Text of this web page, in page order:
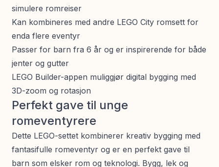
simulere romreiser
Kan kombineres med andre LEGO City romsett for
enda flere eventyr
Passer for barn fra 6 år og er inspirerende for både
jenter og gutter
LEGO Builder-appen muliggjør digital bygging med
3D-zoom og rotasjon
Perfekt gave til unge
romeventyrere
Dette LEGO-settet kombinerer kreativ bygging med
fantasifulle romeventyr og er en perfekt gave til
barn som elsker rom og teknologi. Bygg, lek og